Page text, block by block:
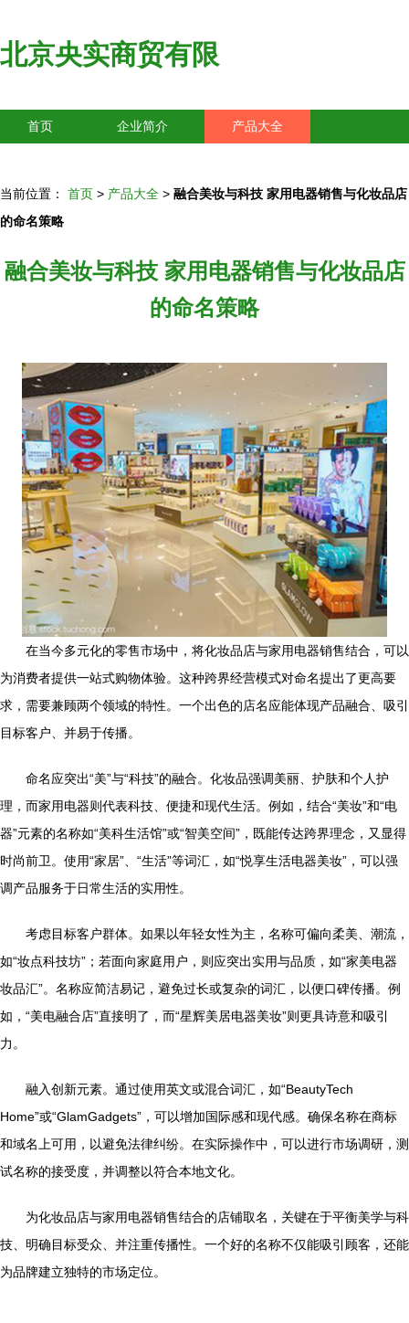
北京央实商贸有限
首页 企业简介 产品大全
当前位置： 首页 > 产品大全 > 融合美妆与科技 家用电器销售与化妆品店
的命名策略
融合美妆与科技 家用电器销售与化妆品店
的命名策略
在当今多元化的零售市场中，将化妆品店与家用电器销售结合，可以
为消费者提供一站式购物体验。这种跨界经营模式对命名提出了更高要
求，需要兼顾两个领域的特性。一个出色的店名应能体现产品融合、吸引
目标客户、并易于传播。
命名应突出“美”与“科技”的融合。化妆品强调美丽、护肤和个人护
理，而家用电器则代表科技、便捷和现代生活。例如，结合“美妆”和“电
器”元素的名称如“美科生活馆”或“智美空间”，既能传达跨界理念，又显得
时尚前卫。使用“家居”、“生活”等词汇，如“悦享生活电器美妆”，可以强
调产品服务于日常生活的实用性。
考虑目标客户群体。如果以年轻女性为主，名称可偏向柔美、潮流，
如“妆点科技坊”；若面向家庭用户，则应突出实用与品质，如“家美电器
妆品汇”。名称应简洁易记，避免过长或复杂的词汇，以便口碑传播。例
如，“美电融合店”直接明了，而“星辉美居电器美妆”则更具诗意和吸引
力。
融入创新元素。通过使用英文或混合词汇，如“BeautyTech
Home”或“GlamGadgets”，可以增加国际感和现代感。确保名称在商标
和域名上可用，以避免法律纠纷。在实际操作中，可以进行市场调研，测
试名称的接受度，并调整以符合本地文化。
为化妆品店与家用电器销售结合的店铺取名，关键在于平衡美学与科
技、明确目标受众、并注重传播性。一个好的名称不仅能吸引顾客，还能
为品牌建立独特的市场定位。